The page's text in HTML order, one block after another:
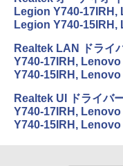
Legion Y740-
Legion Y740-
Realtek LAN ドライ
Y740-17IRH,
Y740-15IRH,
Realtek UI ドライバ
Y740-17IRH,
Y740-15IRH,